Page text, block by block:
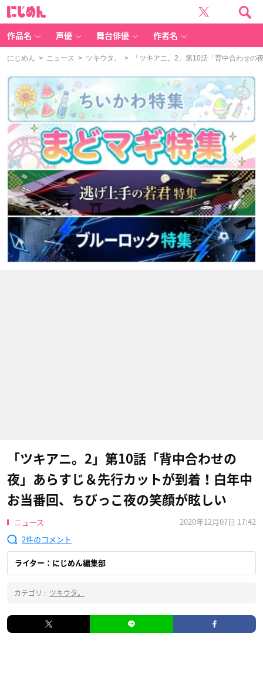
作品名 声優 舞台俳優 作者名
にじめん > ニュース > ツキウタ。 > 「ツキアニ。2」第10話「背中合わせの
「ツキアニ。2」第10話「背中合わせの
夜」あらすじ＆先行カットが到着！白年中
お当番回、ちびっこ夜の笑顔が眩しい
ニュース
2020年12月07日 17:42
2
ライター：にじめん編集部
カテゴリ : ツキウタ。